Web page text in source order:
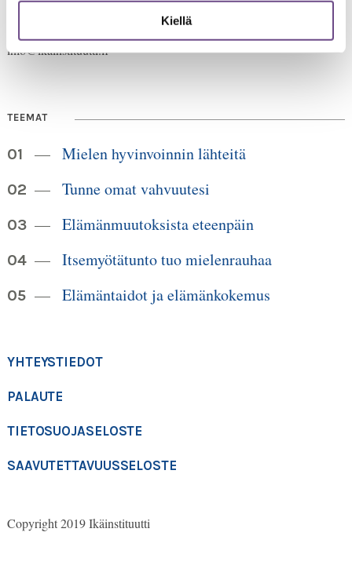
Kiellä
30.6.2026, sen jälkeen numero on 040 350 3104
info@ikainstituutti.fi
TEEMAT
Mielen hyvinvoinnin lähteitä
Tunne omat vahvuutesi
Elämänmuutoksista eteenpäin
Itsemyötätunto tuo mielenrauhaa
Elämäntaidot ja elämänkokemus
YHTEYSTIEDOT
PALAUTE
TIETOSUOJASELOSTE
SAAVUTETTAVUUSSELOSTE
Copyright 2019 Ikäinstituutti